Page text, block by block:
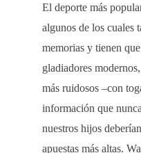
El deporte más
algunos de los cuales
memorias y tienen
gladiadores
más ruidosos –con
información que
nuestros hijos
apuestas más altas.